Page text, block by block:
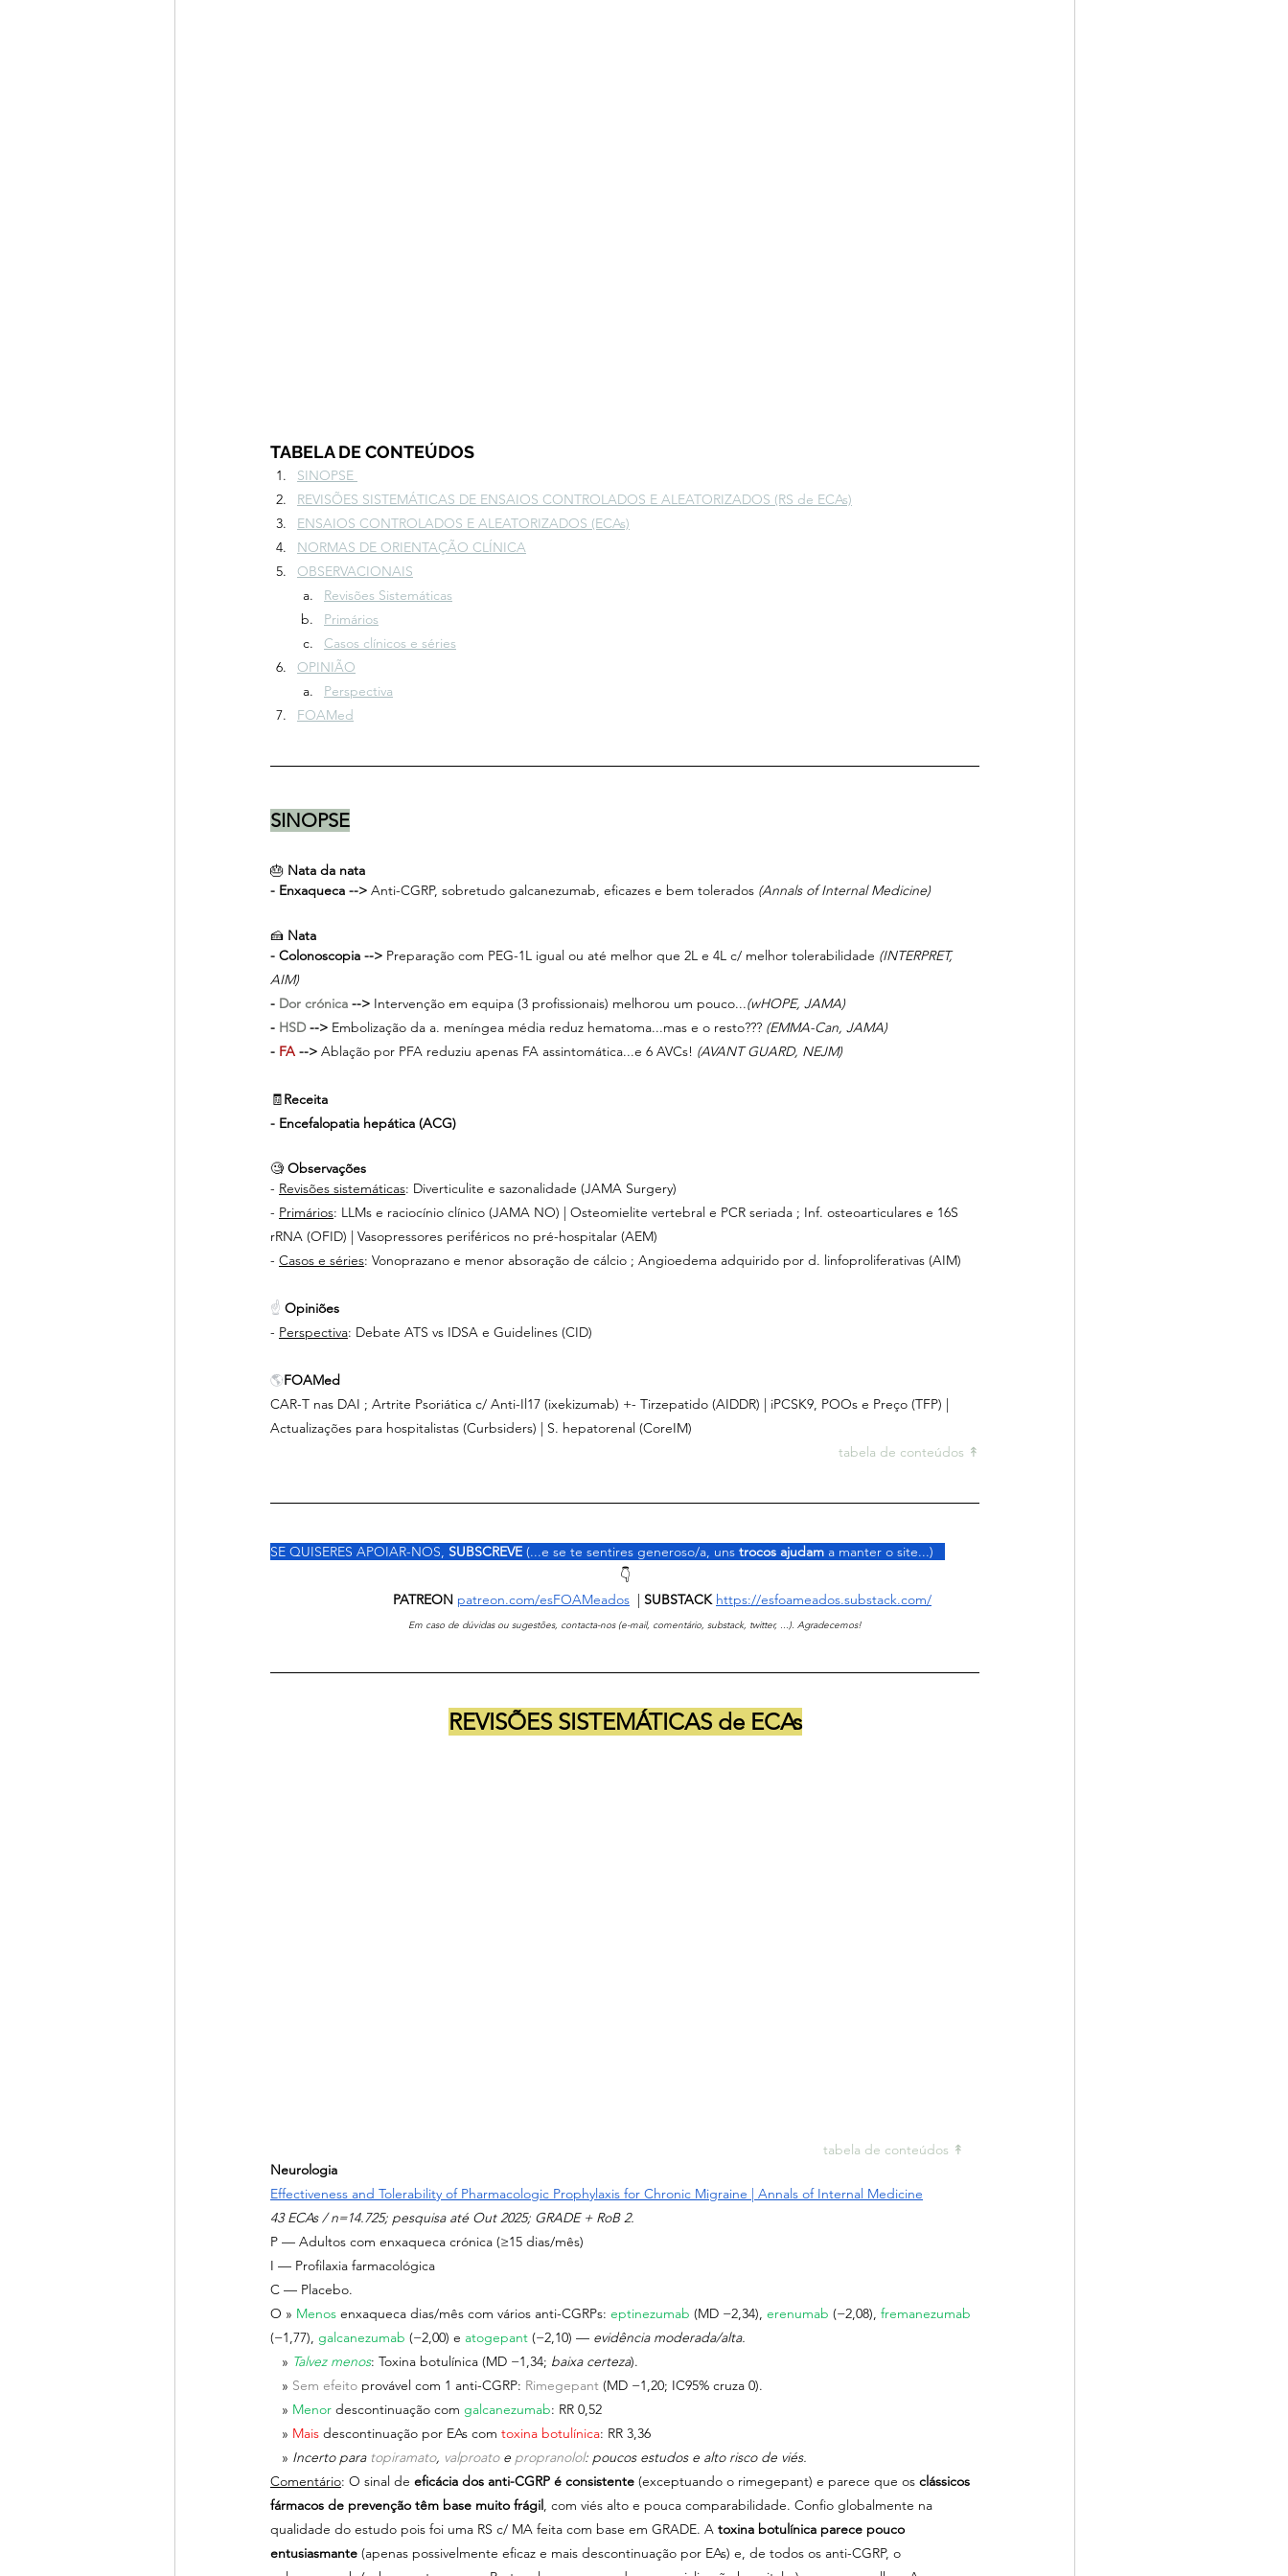
TABELA DE CONTEÚDOS
SINOPSE
REVISÕES SISTEMÁTICAS DE ENSAIOS CONTROLADOS E ALEATORIZADOS (RS de ECAs)
ENSAIOS CONTROLADOS E ALEATORIZADOS (ECAs)
NORMAS DE ORIENTAÇÃO CLÍNICA
OBSERVACIONAIS
Revisões Sistemáticas
Primários
Casos clínicos e séries
OPINIÃO
Perspectiva
FOAMed
SINOPSE
🎂 Nata da nata
- Enxaqueca --> Anti-CGRP, sobretudo galcanezumab, eficazes e bem tolerados (Annals of Internal Medicine)
🍰 Nata
- Colonoscopia --> Preparação com PEG-1L igual ou até melhor que 2L e 4L c/ melhor tolerabilidade (INTERPRET,
AIM)
- Dor crónica --> Intervenção em equipa (3 profissionais) melhorou um pouco...(wHOPE, JAMA)
- HSD --> Embolização da a. meníngea média reduz hematoma...mas e o resto??? (EMMA-Can, JAMA)
- FA --> Ablação por PFA reduziu apenas FA assintomática...e 6 AVCs! (AVANT GUARD, NEJM)
🧾Receita
- Encefalopatia hepática (ACG)
🧐 Observações
- Revisões sistemáticas: Diverticulite e sazonalidade (JAMA Surgery)
- Primários: LLMs e raciocínio clínico (JAMA NO) | Osteomielite vertebral e PCR seriada ; Inf. osteoarticulares e 16S
rRNA (OFID) | Vasopressores periféricos no pré-hospitalar (AEM)
- Casos e séries: Vonoprazano e menor absoração de cálcio ; Angioedema adquirido por d. linfoproliferativas (AIM)
☝ Opiniões
- Perspectiva: Debate ATS vs IDSA e Guidelines (CID)
🌎FOAMed
CAR-T nas DAI ; Artrite Psoriática c/ Anti-Il17 (ixekizumab) +- Tirzepatido (AIDDR) | iPCSK9, POOs e Preço (TFP) |
Actualizações para hospitalistas (Curbsiders) | S. hepatorenal (CoreIM)
tabela de conteúdos ↟
SE QUISERES APOIAR-NOS, SUBSCREVE (...e se te sentires generoso/a, uns trocos ajudam a manter o site...)
👇
PATREON patreon.com/esFOAMeados | SUBSTACK https://esfoameados.substack.com/
Em caso de dúvidas ou sugestões, contacta-nos (e-mail, comentário, substack, twitter, ...). Agradecemos!
REVISÕES SISTEMÁTICAS de ECAs
tabela de conteúdos ↟
Neurologia
Effectiveness and Tolerability of Pharmacologic Prophylaxis for Chronic Migraine | Annals of Internal Medicine
43 ECAs / n=14.725; pesquisa até Out 2025; GRADE + RoB 2.
P — Adultos com enxaqueca crónica (≥15 dias/mês)
I — Profilaxia farmacológica
C — Placebo.
O » Menos enxaqueca dias/mês com vários anti-CGRPs: eptinezumab (MD −2,34), erenumab (−2,08), fremanezumab
(−1,77), galcanezumab (−2,00) e atogepant (−2,10) — evidência moderada/alta.
» Talvez menos: Toxina botulínica (MD −1,34; baixa certeza).
» Sem efeito provável com 1 anti-CGRP: Rimegepant (MD −1,20; IC95% cruza 0).
» Menor descontinuação com galcanezumab: RR 0,52
» Mais descontinuação por EAs com toxina botulínica: RR 3,36
» Incerto para topiramato, valproato e propranolol: poucos estudos e alto risco de viés.
Comentário: O sinal de eficácia dos anti-CGRP é consistente (exceptuando o rimegepant) e parece que os clássicos
fármacos de prevenção têm base muito frágil, com viés alto e pouca comparabilidade. Confio globalmente na
qualidade do estudo pois foi uma RS c/ MA feita com base em GRADE. A toxina botulínica parece pouco
entusiasmante (apenas possivelmente eficaz e mais descontinuação por EAs) e, de todos os anti-CGRP, o